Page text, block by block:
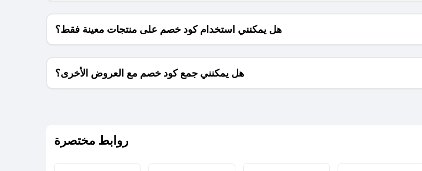
هل يمكنني استخدام كود خصم على منتجات معينة فقط؟
هل يمكنني جمع كود خصم مع العروض الأخرى؟
روابط مختصرة